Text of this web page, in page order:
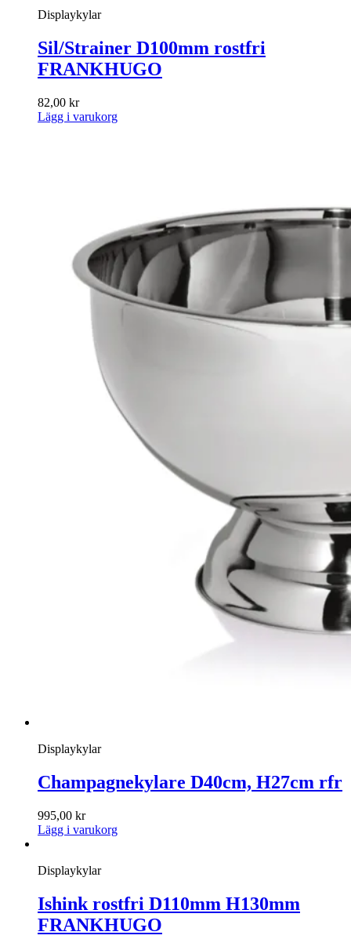
Displaykylar
Sil/Strainer D100mm rostfri
FRANKHUGO
82,00 kr
Lägg i varukorg
Displaykylar
Champagnekylare D40cm, H27cm rfr
995,00 kr
Lägg i varukorg
Displaykylar
Ishink rostfri D110mm H130mm
FRANKHUGO